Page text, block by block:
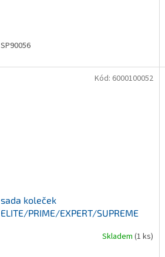
SP90056
sada koleček
ELITE/PRIME/EXPERT/SUPREME
Skladem (1 ks)
Kód: 6000100052